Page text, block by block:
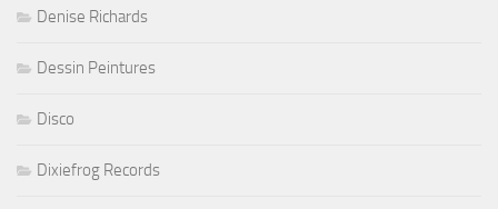
Denise Richards
Dessin Peintures
Disco
Dixiefrog Records